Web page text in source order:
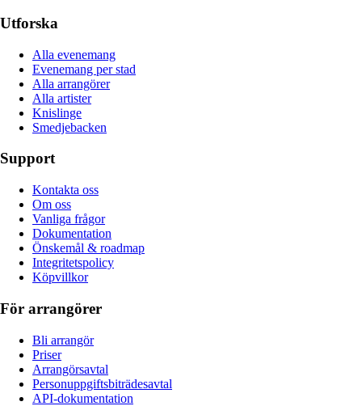
Utforska
Alla evenemang
Evenemang per stad
Alla arrangörer
Alla artister
Knislinge
Smedjebacken
Support
Kontakta oss
Om oss
Vanliga frågor
Dokumentation
Önskemål & roadmap
Integritetspolicy
Köpvillkor
För arrangörer
Bli arrangör
Priser
Arrangörsavtal
Personuppgiftsbiträdesavtal
API-dokumentation